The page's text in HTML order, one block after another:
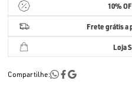
10%
Frete grátis a
Loja
Compartilhe: